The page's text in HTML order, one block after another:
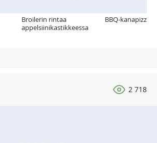
Broilerin rintaa
appelsiinikastikkeessa
BBQ-kanapizza
2 718